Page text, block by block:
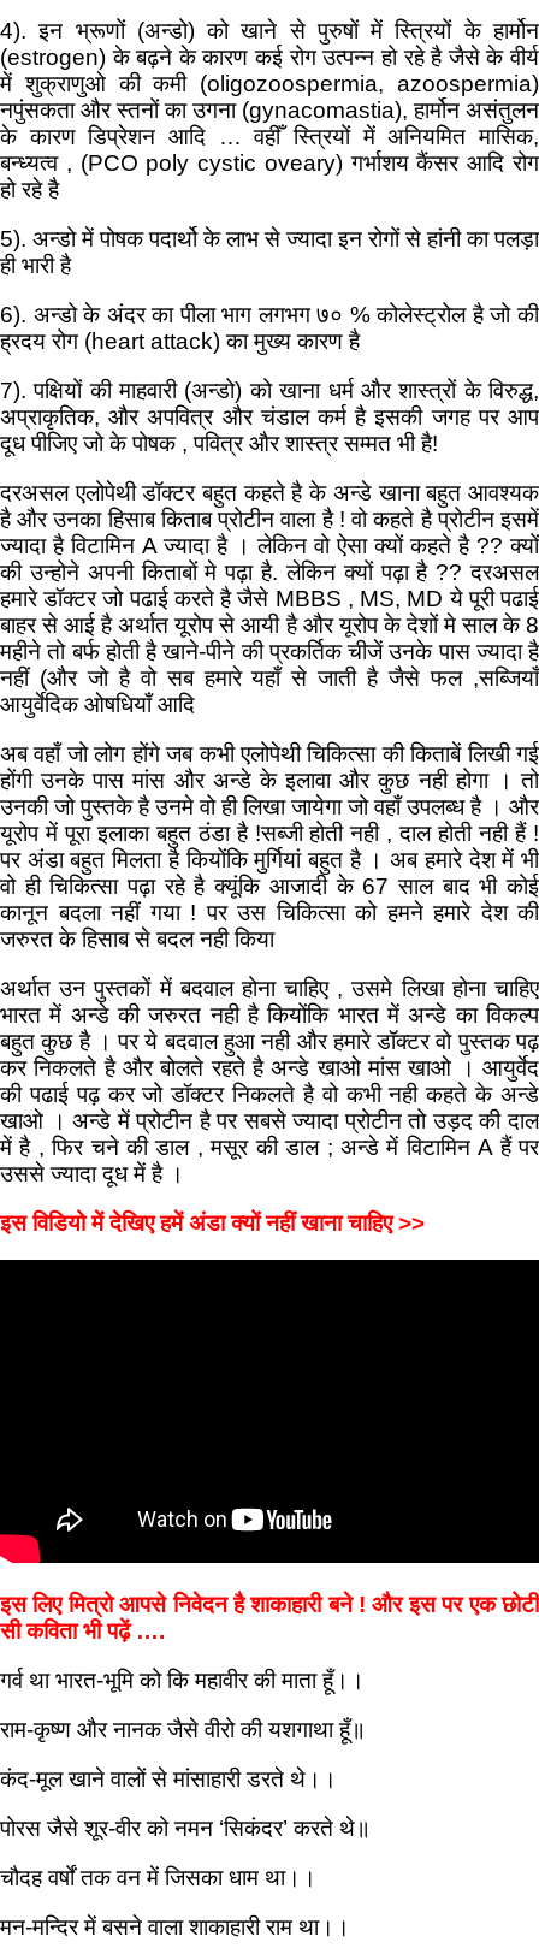
4). इन भ्रूणों (अन्डो) को खाने से पुरुषों में स्त्रियों के हार्मोन
(estrogen) के बढ़ने के कारण कई रोग उत्पन्न हो रहे है जैसे के वीर्य
में शुक्राणुओ की कमी (oligozoospermia, azoospermia)
नपुंसकता और स्तनों का उगना (gynacomastia), हार्मोन असंतुलन
के कारण डिप्रेशन आदि … वहीँ स्त्रियों में अनियमित मासिक,
बन्ध्यत्व , (PCO poly cystic oveary) गर्भाशय कैंसर आदि रोग
हो रहे है
5). अन्डो में पोषक पदार्थो के लाभ से ज्यादा इन रोगों से हांनी का पलड़ा
ही भारी है
6). अन्डो के अंदर का पीला भाग लगभग ७० % कोलेस्ट्रोल है जो की
ह्रदय रोग (heart attack) का मुख्य कारण है
7). पक्षियों की माहवारी (अन्डो) को खाना धर्म और शास्त्रों के विरुद्ध,
अप्राकृतिक, और अपवित्र और चंडाल कर्म है इसकी जगह पर आप
दूध पीजिए जो के पोषक , पवित्र और शास्त्र सम्मत भी है!
दरअसल एलोपेथी डॉक्टर बहुत कहते है के अन्डे खाना बहुत आवश्यक
है और उनका हिसाब किताब प्रोटीन वाला है ! वो कहते है प्रोटीन इसमें
ज्यादा है विटामिन A ज्यादा है । लेकिन वो ऐसा क्यों कहते है ?? क्यों
की उन्होने अपनी किताबों मे पढ़ा है. लेकिन क्यों पढ़ा है ?? दरअसल
हमारे डॉक्टर जो पढाई करते है जैसे MBBS , MS, MD ये पूरी पढाई
बाहर से आई है अर्थात यूरोप से आयी है और यूरोप के देशों मे साल के 8
महीने तो बर्फ होती है खाने-पीने की प्रकर्तिक चीजें उनके पास ज्यादा है
नहीं (और जो है वो सब हमारे यहाँ से जाती है जैसे फल ,सब्जियाँ
आयुर्वेदिक ओषधियाँ आदि
अब वहाँ जो लोग होंगे जब कभी एलोपेथी चिकित्सा की किताबें लिखी गई
होंगी उनके पास मांस और अन्डे के इलावा और कुछ नही होगा । तो
उनकी जो पुस्तके है उनमे वो ही लिखा जायेगा जो वहाँ उपलब्ध है । और
यूरोप में पूरा इलाका बहुत ठंडा है !सब्जी होती नही , दाल होती नही हैं !
पर अंडा बहुत मिलता है कियोंकि मुर्गियां बहुत है । अब हमारे देश में भी
वो ही चिकित्सा पढ़ा रहे है क्यूंकि आजादी के 67 साल बाद भी कोई
कानून बदला नहीं गया ! पर उस चिकित्सा को हमने हमारे देश की
जरुरत के हिसाब से बदल नही किया
अर्थात उन पुस्तकों में बदवाल होना चाहिए , उसमे लिखा होना चाहिए
भारत में अन्डे की जरुरत नही है कियोंकि भारत में अन्डे का विकल्प
बहुत कुछ है । पर ये बदवाल हुआ नही और हमारे डॉक्टर वो पुस्तक पढ़
कर निकलते है और बोलते रहते है अन्डे खाओ मांस खाओ । आयुर्वेद
की पढाई पढ़ कर जो डॉक्टर निकलते है वो कभी नही कहते के अन्डे
खाओ । अन्डे में प्रोटीन है पर सबसे ज्यादा प्रोटीन तो उड़द की दाल
में है , फिर चने की डाल , मसूर की डाल ; अन्डे में विटामिन A हैं पर
उससे ज्यादा दूध में है ।
इस विडियो में देखिए हमें अंडा क्यों नहीं खाना चाहिए >>
इस लिए मित्रो आपसे निवेदन है शाकाहारी बने ! और इस पर एक छोटी
सी कविता भी पढ़ें ….
गर्व था भारत-भूमि को कि महावीर की माता हूँ।।
राम-कृष्ण और नानक जैसे वीरो की यशगाथा हूँ॥
कंद-मूल खाने वालों से मांसाहारी डरते थे।।
पोरस जैसे शूर-वीर को नमन ‘सिकंदर’ करते थे॥
चौदह वर्षों तक वन में जिसका धाम था।।
मन-मन्दिर में बसने वाला शाकाहारी राम था।।